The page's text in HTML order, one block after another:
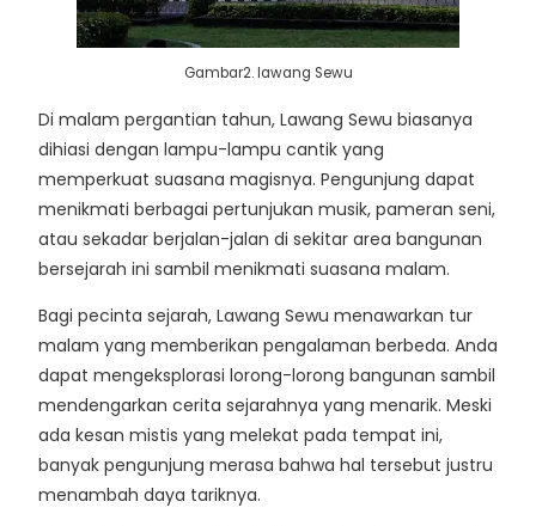
Gambar2. lawang Sewu
Di malam pergantian tahun, Lawang Sewu biasanya
dihiasi dengan lampu-lampu cantik yang
memperkuat suasana magisnya. Pengunjung dapat
menikmati berbagai pertunjukan musik, pameran seni,
atau sekadar berjalan-jalan di sekitar area bangunan
bersejarah ini sambil menikmati suasana malam.
Bagi pecinta sejarah, Lawang Sewu menawarkan tur
malam yang memberikan pengalaman berbeda. Anda
dapat mengeksplorasi lorong-lorong bangunan sambil
mendengarkan cerita sejarahnya yang menarik. Meski
ada kesan mistis yang melekat pada tempat ini,
banyak pengunjung merasa bahwa hal tersebut justru
menambah daya tariknya.